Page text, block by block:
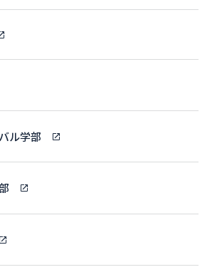
ル学部